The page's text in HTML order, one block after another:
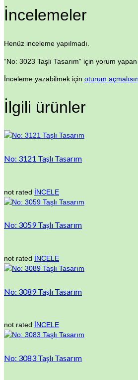
İncelemeler
Henüz inceleme yapılmadı.
“No: 3023 Taşlı Tasarım” için yorum
İnceleme yazabilmek için oturum
İlgili ürünler
No: 3121 Taşlı Tasarım
not rated İNCELE
No: 3059 Taşlı Tasarım
not rated İNCELE
No: 3089 Taşlı Tasarım
not rated İNCELE
No: 3083 Taşlı Tasarım